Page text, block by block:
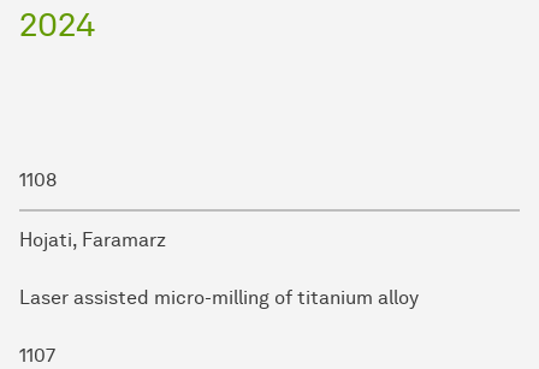
2024
Promotions-Nr.
1108
Hojati, Faramarz
Laser assisted micro-milling of titanium alloy
1107